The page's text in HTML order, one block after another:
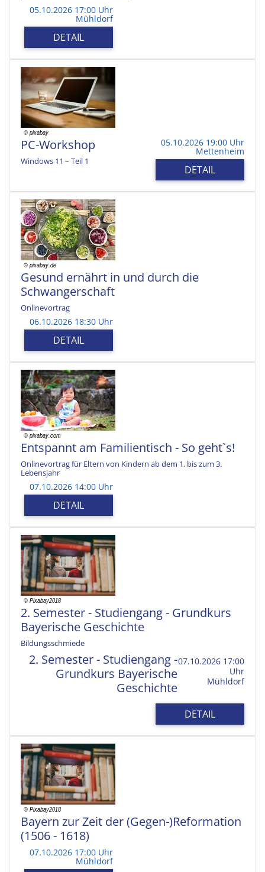
05.10.2026 17:00 Uhr
Mühldorf
DETAIL
PC-Workshop
Windows 11 – Teil 1
05.10.2026 19:00 Uhr
Mettenheim
DETAIL
Gesund ernährt in und durch die
Schwangerschaft
Onlinevortrag
06.10.2026 18:30 Uhr
DETAIL
Entspannt am Familientisch - So geht`s!
Onlinevortrag für Eltern von Kindern ab dem 1. bis zum 3.
Lebensjahr
07.10.2026 14:00 Uhr
DETAIL
2. Semester - Studiengang - Grundkurs
Bayerische Geschichte
Bildungsschmiede
2. Semester - Studiengang -
Grundkurs Bayerische
Geschichte
07.10.2026 17:00
Uhr
Mühldorf
DETAIL
Bayern zur Zeit der (Gegen-)Reformation
(1506 - 1618)
07.10.2026 17:00 Uhr
Mühldorf